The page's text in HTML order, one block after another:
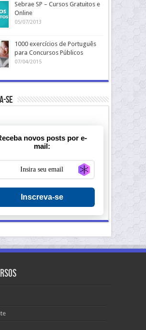
Sebrae SP – Cursos Gratuitos e
Online
05/07/2013
1000 exercícios de Português
para Concursos Públicos
07/04/2015
se
novos posts por e-
mail:
Inscreva-se